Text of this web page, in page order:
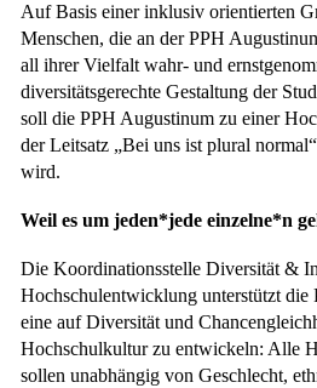
Auf Basis einer inklusiv orientierten
Menschen, die an der PPH
all ihrer Vielfalt wahr- und
diversitätsgerechte Gestaltung der
soll die PPH Augustinum zu einer
der Leitsatz „Bei uns ist plural
wird.
Weil es um jeden*jede einzelne*n
Die Koordinationsstelle Diversität &
Hochschulentwicklung unterstützt die
eine auf Diversität und
Hochschulkultur zu entwickeln: Alle
sollen unabhängig von Geschlecht,